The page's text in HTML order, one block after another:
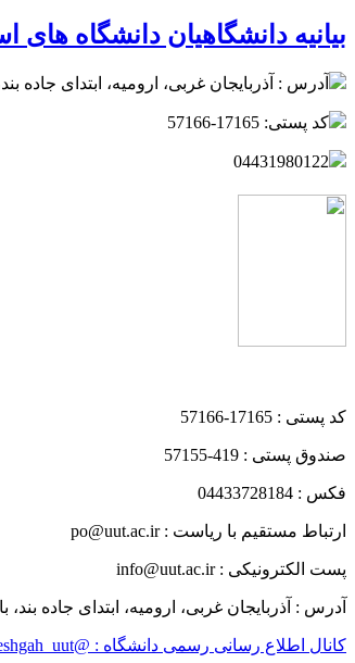
بيانيه دانشگاهیان دانشگاه
آدرس : آذربایجان غربی، ارومیه، ابتدای جاده بند،
کد پستی: 17165-57166
04431980122
کد پستی : 17165-57166
صندوق پستی : 419-57155
فکس : 04433728184
ارتباط مستقیم با ریاست : po@uut.ac.ir
پست الکترونیکی : info@uut.ac.ir
آدرس : آذربایجان غربی، ارومیه، ابتدای جاده بند،
کانال اطلاع رسانی رسمی دانشگاه : @daneshgah_uut